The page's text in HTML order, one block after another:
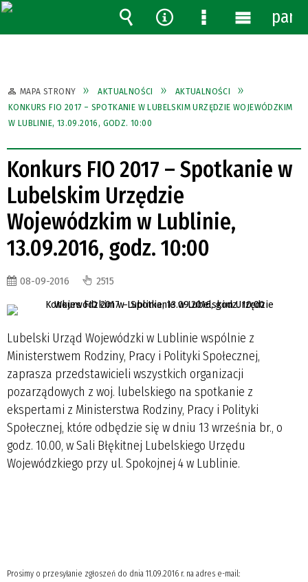
MAPA STRONY AKTUALNOŚCI
AKTUALNOŚCI
KONKURS FIO 2017 – SPOTKANIE W LUBELSKIM URZĘDZIE WOJEWÓDZKIM
W LUBLINIE, 13.09.2016, GODZ. 10:00
Konkurs FIO 2017 – Spotkanie w
Lubelskim Urzędzie
Wojewódzkim w Lublinie,
13.09.2016, godz. 10:00
08-09-2016 2515
Lubelski Urząd Wojewódzki w Lublinie wspólnie z
Ministerstwem Rodziny, Pracy i Polityki Społecznej,
zaprasza przedstawicieli wszystkich organizacji
pozarządowych z woj. lubelskiego na spotkanie z
ekspertami z Ministerstwa Rodziny, Pracy i Polityki
Społecznej, które odbędzie się w dniu 13 września br., o
godz. 10.00, w Sali Błękitnej Lubelskiego Urzędu
Wojewódzkiego przy ul. Spokojnej 4 w Lublinie.
Prosimy o przesyłanie zgłoszeń do dnia 11.09.2016 r. na adres e-mail:
Wyszukiwarka
Narzędzia
MenuMenu